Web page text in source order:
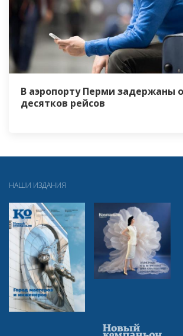
В аэропорту Перми задержаны
десятков рейсов
НАШИ ИЗДАНИЯ